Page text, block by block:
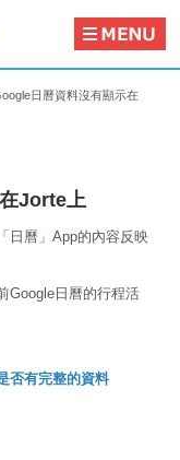
日曆資料沒有顯示在
Jorte上
日曆」App的內容反映
Google日曆的行程活
否有完整的資料